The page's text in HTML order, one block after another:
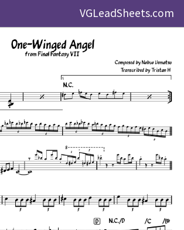
VGLeadSheets.com